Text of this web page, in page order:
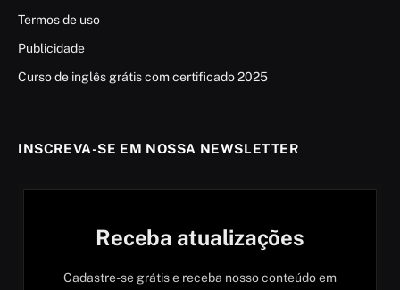
Termos de uso
Publicidade
Curso de inglês grátis com certificado 2025
INSCREVA-SE EM NOSSA NEWSLETTER
Receba atualizações
Cadastre-se grátis e receba nosso conteúdo em